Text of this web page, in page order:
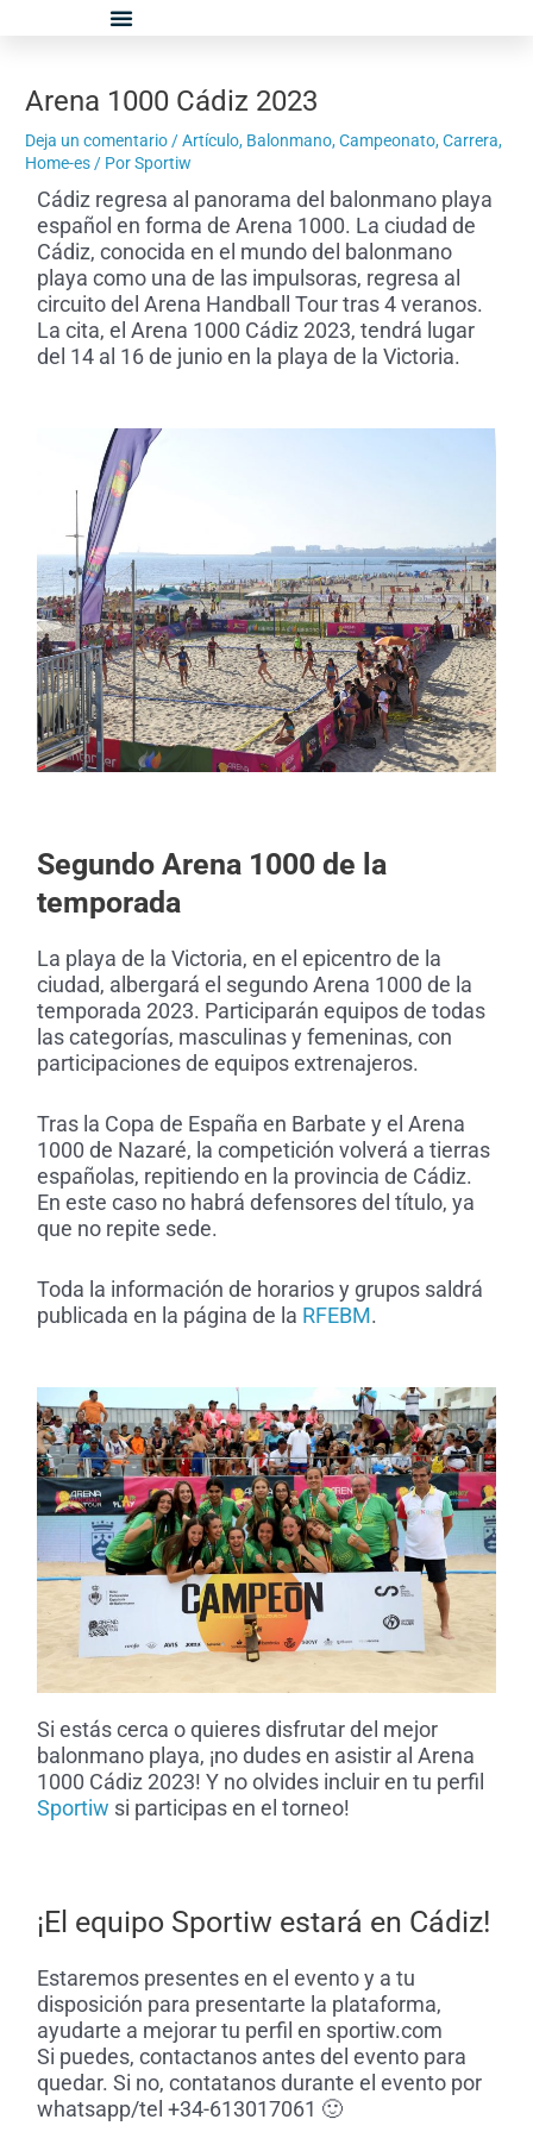
Arena 1000 Cádiz 2023
Deja un comentario /Artículo, Balonmano,Campeonato,Carrera,
Home-es / PorSportiw
Cádiz regresa al panorama del balonmano playa
español en forma de Arena 1000. La ciudad de
Cádiz, conocida en el mundo del balonmano
playa como una de las impulsoras, regresa al
circuito del Arena Handball Tour tras 4 veranos.
La cita, el Arena 1000 Cádiz 2023, tendrá lugar
del 14 al 16 de junio en la playa de la Victoria.
Segundo Arena 1000 de la
temporada
La playa de la Victoria, en el epicentro de la
ciudad, albergará el segundo Arena 1000 de la
temporada 2023. Participarán equipos de todas
las categorías, masculinas y femeninas, con
participaciones de equipos extrenajeros.
Tras la Copa de España en Barbate y el Arena
1000 de Nazaré, la competición volverá a tierras
españolas, repitiendo en la provincia de Cádiz.
En este caso no habrá defensores del título, ya
que no repite sede.
Toda la información de horarios y grupos saldrá
publicada en la página de la RFEBM.
Si estás cerca o quieres disfrutar del mejor
balonmano playa, ¡no dudes en asistir al Arena
1000 Cádiz 2023! Y no olvides incluir en tu perfil
Sportiw si participas en el torneo!
¡El equipo Sportiw estará en Cádiz!
Estaremos presentes en el evento y a tu
disposición para presentarte la plataforma,
ayudarte a mejorar tu perfil en sportiw.com
Si puedes, contactanos antes del evento para
quedar. Si no, contatanos durante el evento por
whatsapp/tel +34-613017061 🙂